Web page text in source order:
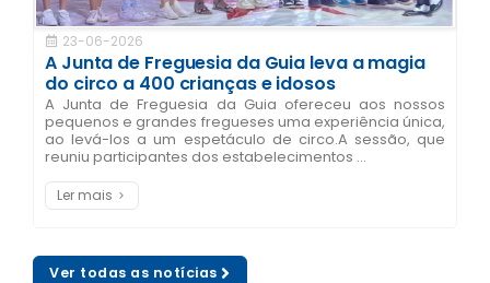
23-06-2026
A Junta de Freguesia da Guia leva a magia
do circo a 400 crianças e idosos
A Junta de Freguesia da Guia ofereceu aos nossos
pequenos e grandes fregueses uma experiência única,
ao levá-los a um espetáculo de circo.A sessão, que
reuniu participantes dos estabelecimentos ...
Ler mais
Ver todas as notícias